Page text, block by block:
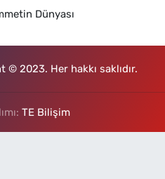
Dünyası
© 2023. Her hakkı saklıdır.
TE Bilişim